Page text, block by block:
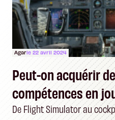
Agarle 22 avril 2024
Peut-on acquérir
compétences en
vidéo ?
De Flight Simulator au